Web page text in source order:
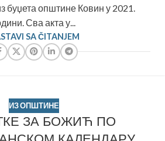
буџета општине Ковин у 2021.
Сва акта у...
SA ČITANJEM
ИЗ ОПШТИНЕ
ЗА БОЖИЋ ПО